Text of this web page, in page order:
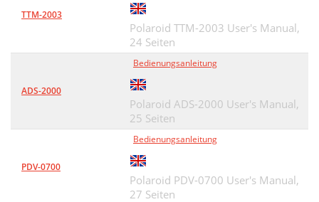
TTM-2003
Polaroid TTM-2003 User's Manual,
24 Seiten
ADS-2000
Bedienungsanleitung
Polaroid ADS-2000 User's Manual,
25 Seiten
PDV-0700
Bedienungsanleitung
Polaroid PDV-0700 User's Manual,
27 Seiten